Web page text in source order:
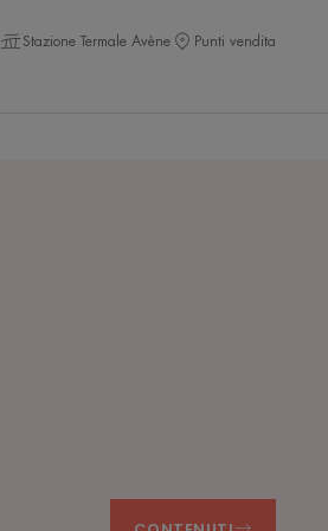
Stazione Termale Avène Punti vendita